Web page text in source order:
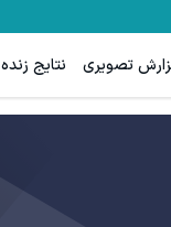
تصویری نتایج زنده